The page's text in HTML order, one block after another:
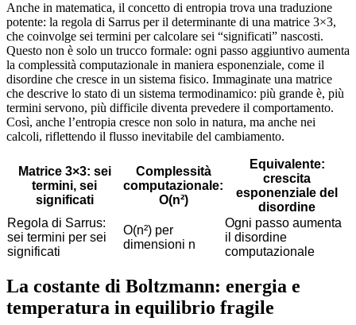
Anche in matematica, il concetto di entropia trova una traduzione
potente: la regola di Sarrus per il determinante di una matrice 3×3,
che coinvolge sei termini per calcolare sei “significati” nascosti.
Questo non è solo un trucco formale: ogni passo aggiuntivo aumenta
la complessità computazionale in maniera esponenziale, come il
disordine che cresce in un sistema fisico. Immaginate una matrice
che descrive lo stato di un sistema termodinamico: più grande è, più
termini servono, più difficile diventa prevedere il comportamento.
Così, anche l’entropia cresce non solo in natura, ma anche nei
calcoli, riflettendo il flusso inevitabile del cambiamento.
Matrice 3×3: sei
termini, sei
significati
Complessità
computazionale:
O(n²)
Equivalente:
crescita
esponenziale del
disordine
Regola di Sarrus:
sei termini per sei
significati
O(n²) per
dimensioni n
Ogni passo aumenta
il disordine
computazionale
La costante di Boltzmann: energia e
temperatura in equilibrio fragile